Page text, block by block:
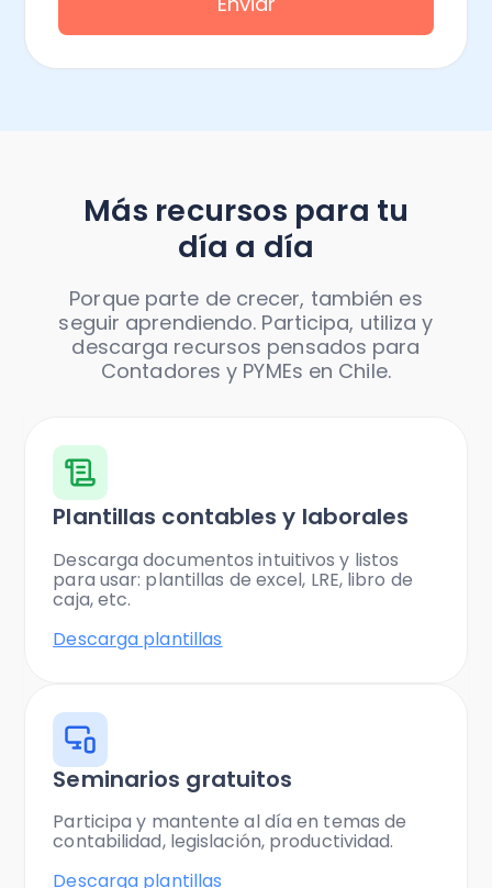
Más recursos para tu
día a día
Porque parte de crecer, también es
seguir aprendiendo. Participa, utiliza y
descarga recursos pensados para
Contadores y PYMEs en Chile.
Plantillas contables y laborales
Descarga documentos intuitivos y listos
para usar: plantillas de excel, LRE, libro de
caja, etc.
Descarga plantillas
Seminarios gratuitos
Participa y mantente al día en temas de
contabilidad, legislación, productividad.
Descarga plantillas